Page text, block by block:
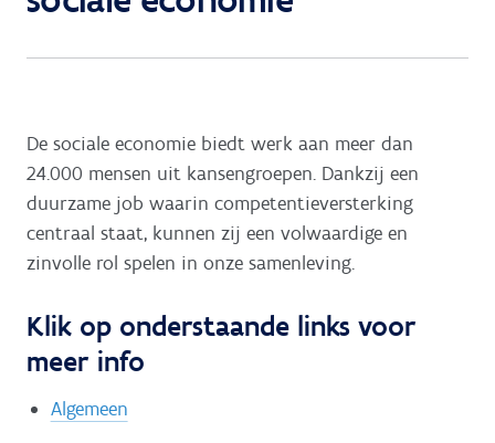
De sociale economie biedt werk aan meer dan
24.000 mensen uit kansengroepen. Dankzij een
duurzame job waarin competentieversterking
centraal staat, kunnen zij een volwaardige en
zinvolle rol spelen in onze samenleving.
Klik op onderstaande links voor
meer info
Algemeen